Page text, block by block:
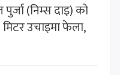
पुर्जा (निम्स दाइ) को
उचाइमा फेला,